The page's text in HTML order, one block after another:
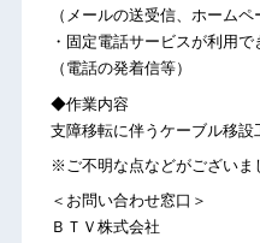
（メールの送受信、ホームペ
・固定電話サービスが利用で
（電話の発着信等）
◆作業内容
支障移転に伴うケーブル移設
※ご不明な点などがございま
＜お問い合わせ窓口＞
ＢＴＶ株式会社